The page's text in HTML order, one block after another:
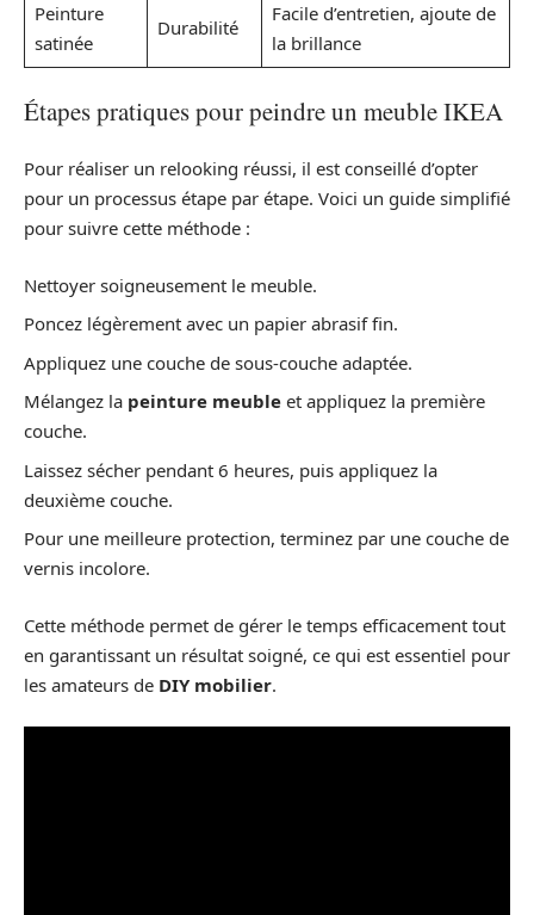
Peinture
satinée
Durabilité
Facile d’entretien, ajoute de
la brillance
Étapes pratiques pour peindre un meuble IKEA
Pour réaliser un relooking réussi, il est conseillé d’opter
pour un processus étape par étape. Voici un guide simplifié
pour suivre cette méthode :
Nettoyer soigneusement le meuble.
Poncez légèrement avec un papier abrasif fin.
Appliquez une couche de sous-couche adaptée.
Mélangez la peinture meuble et appliquez la première
couche.
Laissez sécher pendant 6 heures, puis appliquez la
deuxième couche.
Pour une meilleure protection, terminez par une couche de
vernis incolore.
Cette méthode permet de gérer le temps efficacement tout
en garantissant un résultat soigné, ce qui est essentiel pour
les amateurs de DIY mobilier.